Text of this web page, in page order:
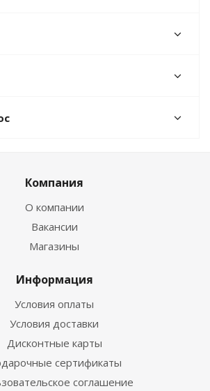
Компания
О компании
Вакансии
Магазины
Информация
Условия оплаты
Условия доставки
Дисконтные карты
сертификаты
соглашение